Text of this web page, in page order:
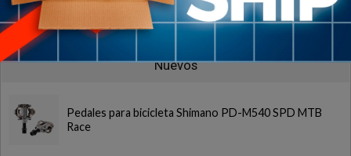
Nuevos
Pedales para bicicleta Shimano PD-M540 SPD MTB
Race